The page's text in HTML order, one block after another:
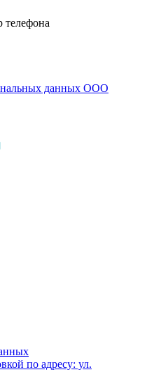
телефона
данных ООО
по адресу: ул.